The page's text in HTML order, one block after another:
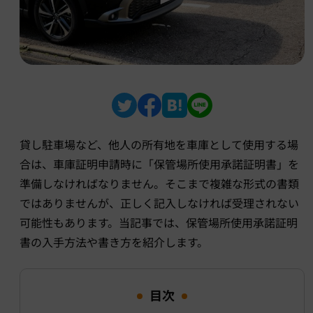
貸し駐車場など、他人の所有地を車庫として使用する場
合は、車庫証明申請時に「保管場所使用承諾証明書」を
準備しなければなりません。そこまで複雑な形式の書類
ではありませんが、正しく記入しなければ受理されない
可能性もあります。当記事では、保管場所使用承諾証明
書の入手方法や書き方を紹介します。
目次